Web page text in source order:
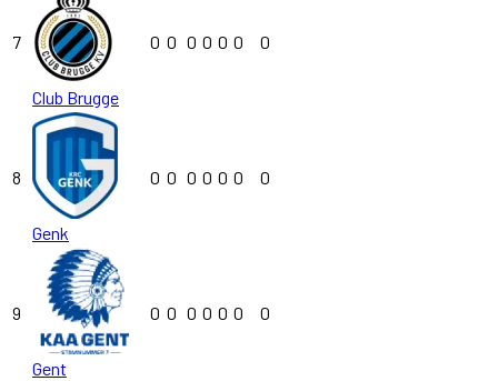
7
Club Brugge
0 0 0 0 0 0 0
8
Genk
0 0 0 0 0 0 0
9
Gent
0 0 0 0 0 0 0